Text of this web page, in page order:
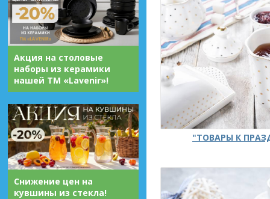
Акция на столовые
наборы из керамики
нашей ТМ «Lavenir»!
Снижение цен на
кувшины из стекла!
"ТОВАРЫ К